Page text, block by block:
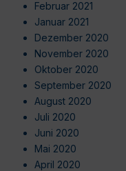
Februar 2021
Januar 2021
Dezember 2020
November 2020
Oktober 2020
September 2020
August 2020
Juli 2020
Juni 2020
Mai 2020
April 2020